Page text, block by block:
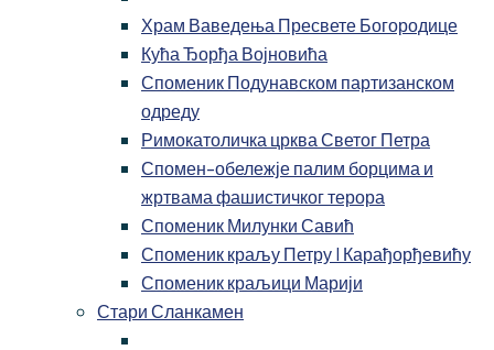
Храм Ваведења Пресвете Богородице
Кућа Ђорђа Војновића
Споменик Подунавском партизанском
одреду
Римокатоличка црква Светог Петра
Спомен-обележје палим борцима и
жртвама фашистичког терора
Споменик Милунки Савић
Споменик краљу Петру I Карађорђевићу
Споменик краљици Марији
Стари Сланкамен